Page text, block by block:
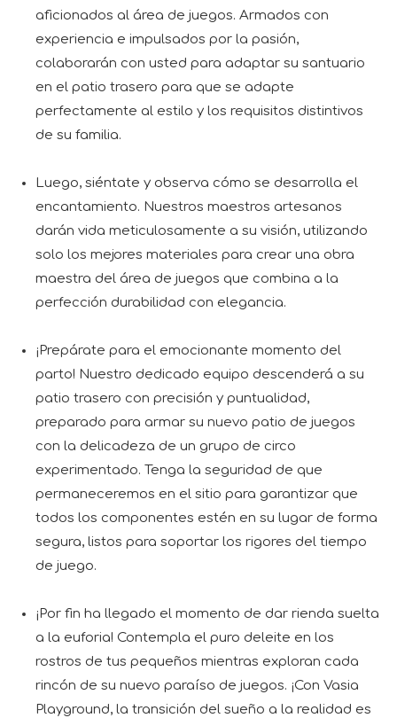
aficionados al área de juegos. Armados con
experiencia e impulsados ​​por la pasión,
colaborarán con usted para adaptar su santuario
en el patio trasero para que se adapte
perfectamente al estilo y los requisitos distintivos
de su familia.
Luego, siéntate y observa cómo se desarrolla el
encantamiento. Nuestros maestros artesanos
darán vida meticulosamente a su visión, utilizando
solo los mejores materiales para crear una obra
maestra del área de juegos que combina a la
perfección durabilidad con elegancia.
¡Prepárate para el emocionante momento del
parto! Nuestro dedicado equipo descenderá a su
patio trasero con precisión y puntualidad,
preparado para armar su nuevo patio de juegos
con la delicadeza de un grupo de circo
experimentado. Tenga la seguridad de que
permaneceremos en el sitio para garantizar que
todos los componentes estén en su lugar de forma
segura, listos para soportar los rigores del tiempo
de juego.
¡Por fin ha llegado el momento de dar rienda suelta
a la euforia! Contempla el puro deleite en los
rostros de tus pequeños mientras exploran cada
rincón de su nuevo paraíso de juegos. ¡Con Vasia
Playground, la transición del sueño a la realidad es